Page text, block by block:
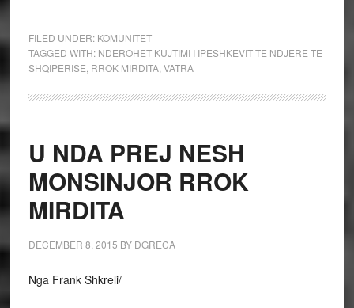
FILED UNDER: KOMUNITET
TAGGED WITH: NDEROHET KUJTIMI I IPESHKEVIT TE NDJERE TE
SHQIPERISE RROK MIRDITA, VATRA
U NDA PREJ NESH
MONSINJOR RROK
MIRDITA
DECEMBER 8, 2015 BY DGRECA
Nga Frank Shkreli/